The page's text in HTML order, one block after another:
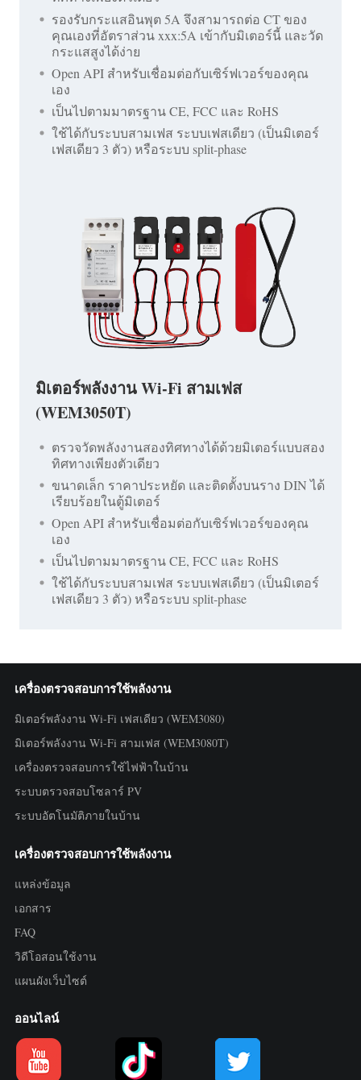
รองรับกระแสอินพุต 5A จึงสามารถต่อ CT ของ
คุณเองที่อัตราส่วน xxx:5A เข้ากับมิเตอร์นี้ และวัด
กระแสสูงได้ง่าย
Open API สำหรับเชื่อมต่อกับเซิร์ฟเวอร์ของคุณ
เอง
เป็นไปตามมาตรฐาน CE, FCC และ RoHS
ใช้ได้กับระบบสามเฟส ระบบเฟสเดียว (เป็นมิเตอร์
เฟสเดียว 3 ตัว) หรือระบบ split-phase
มิเตอร์พลังงาน Wi-Fi สามเฟส
(WEM3050T)
ตรวจวัดพลังงานสองทิศทางได้ด้วยมิเตอร์แบบสอง
ทิศทางเพียงตัวเดียว
ขนาดเล็ก ราคาประหยัด และติดตั้งบนราง DIN ได้
เรียบร้อยในตู้มิเตอร์
Open API สำหรับเชื่อมต่อกับเซิร์ฟเวอร์ของคุณ
เอง
เป็นไปตามมาตรฐาน CE, FCC และ RoHS
ใช้ได้กับระบบสามเฟส ระบบเฟสเดียว (เป็นมิเตอร์
เฟสเดียว 3 ตัว) หรือระบบ split-phase
เครื่องตรวจสอบการใช้พลังงาน
มิเตอร์พลังงาน Wi-Fi เฟสเดียว (WEM3080)
มิเตอร์พลังงาน Wi-Fi สามเฟส (WEM3080T)
เครื่องตรวจสอบการใช้ไฟฟ้าในบ้าน
ระบบตรวจสอบโซลาร์ PV
ระบบอัตโนมัติภายในบ้าน
เครื่องตรวจสอบการใช้พลังงาน
แหล่งข้อมูล
เอกสาร
FAQ
วิดีโอสอนใช้งาน
แผนผังเว็บไซต์
ออนไลน์